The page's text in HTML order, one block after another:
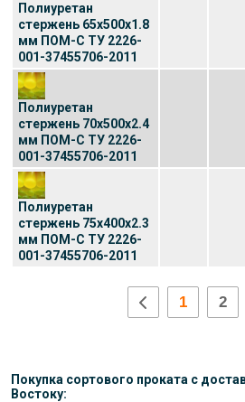
Полиуретан
стержень 65x500x1.8
мм ПОМ-С ТУ 2226-
001-37455706-2011
Полиуретан
стержень 70x500x2.4
мм ПОМ-С ТУ 2226-
001-37455706-2011
Полиуретан
стержень 75x400x2.3
мм ПОМ-С ТУ 2226-
001-37455706-2011
1 2
Покупка сортового проката с
Востоку: